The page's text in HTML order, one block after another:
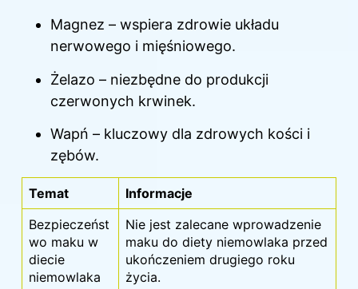
Magnez – wspiera zdrowie układu
nerwowego i mięśniowego.
Żelazo – niezbędne do produkcji
czerwonych krwinek.
Wapń – kluczowy dla zdrowych kości i
zębów.
Temat
Informacje
Bezpieczeńst
wo maku w
diecie
niemowlaka
Nie jest zalecane wprowadzenie
maku do diety niemowlaka przed
ukończeniem drugiego roku
życia.